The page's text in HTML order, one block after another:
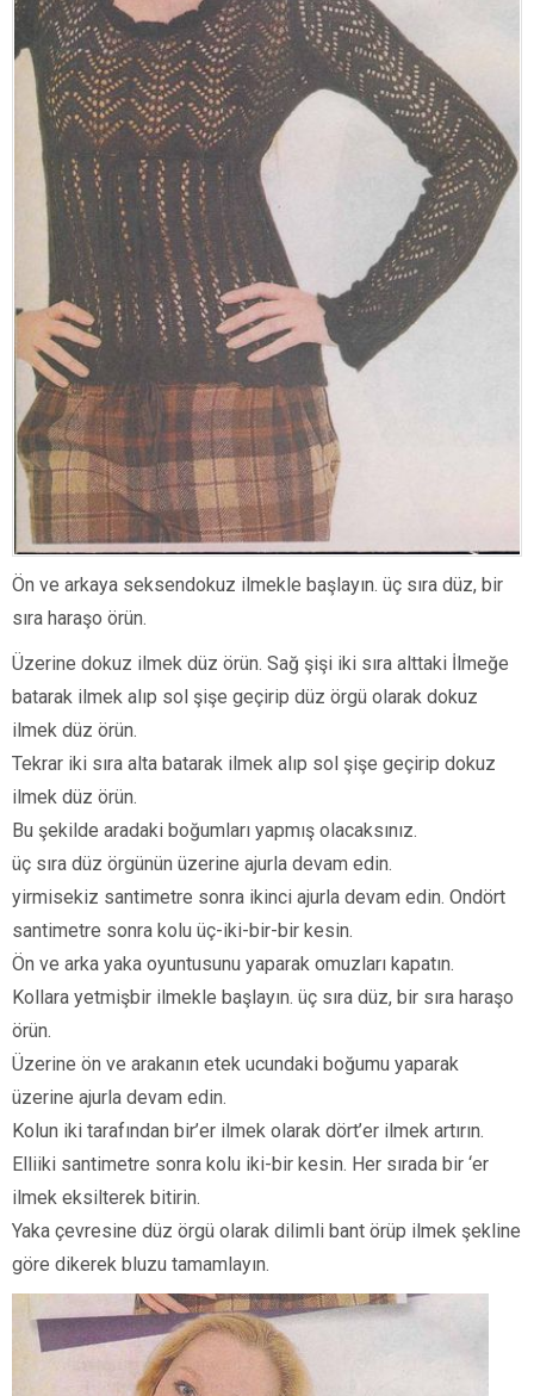
Ön ve arkaya seksendokuz ilmekle başlayın. üç sıra düz, bir
sıra haraşo örün.
Üzerine dokuz ilmek düz örün. Sağ şişi iki sıra alttaki İlmeğe
batarak ilmek alıp sol şişe geçirip düz örgü olarak dokuz
ilmek düz örün.
Tekrar iki sıra alta batarak ilmek alıp sol şişe geçirip dokuz
ilmek düz örün.
Bu şekilde aradaki boğumları yapmış olacaksınız.
üç sıra düz örgünün üzerine ajurla devam edin.
yirmisekiz santimetre sonra ikinci ajurla devam edin. Ondört
santimetre sonra kolu üç-iki-bir-bir kesin.
Ön ve arka yaka oyuntusunu yaparak omuzları kapatın.
Kollara yetmişbir ilmekle başlayın. üç sıra düz, bir sıra haraşo
örün.
Üzerine ön ve arakanın etek ucundaki boğumu yaparak
üzerine ajurla devam edin.
Kolun iki tarafından bir’er ilmek olarak dört’er ilmek artırın.
Elliiki santimetre sonra kolu iki-bir kesin. Her sırada bir ‘er
ilmek eksilterek bitirin.
Yaka çevresine düz örgü olarak dilimli bant örüp ilmek şekline
göre dikerek bluzu tamamlayın.